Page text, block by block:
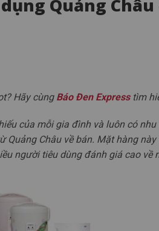
Quảng Châu
Hãy cùng Báo Đen Express tìm
của mỗi gia đình và luôn có
Châu về bán. Mặt hàng
người tiêu dùng đánh giá cao về